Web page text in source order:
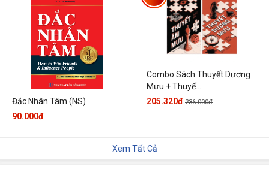
Đắc Nhân Tâm (NS)
90.000đ
Combo Sách Thuyết Dương
Mưu + Thuyế...
205.320đ 236.000đ
Xem Tất Cả